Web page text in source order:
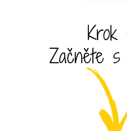
Začněte s